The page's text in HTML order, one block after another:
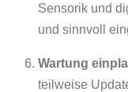
Sensorik und
und sinnvoll
Wartung
teilweise